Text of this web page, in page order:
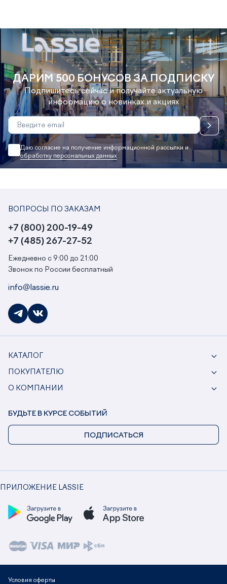
ДАРИМ 500 БОНУСОВ ЗА ПОДПИСКУ
Подпишитесь сейчас и получайте актуальную
информацию о новинках и акциях
Даю согласие на получение информационной рассылки и
обработку персональных данных
ВОПРОСЫ ПО ЗАКАЗАМ
+7 (800) 200-19-49
+7 (485) 267-27-52
Ежедневно с 9:00 до 21:00
Звонок по России бесплатный
info@lassie.ru
КАТАЛОГ
ПОКУПАТЕЛЮ
О КОМПАНИИ
ПРИЛОЖЕНИЕ LASSIE
БУДЬТЕ В КУРСЕ СОБЫТИЙ
ПОДПИСАТЬСЯ
Условия оферты